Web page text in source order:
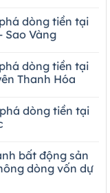
dòng tiền tại
Sao Vàng
dòng tiền tại
Thanh Hóa
dòng tiền tại
bất động sản
dòng vốn dự